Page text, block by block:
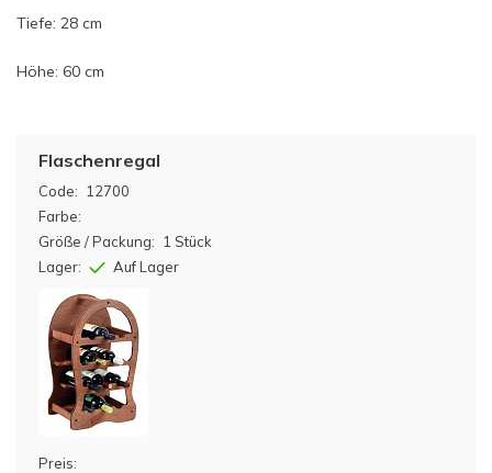
Tiefe: 28 cm
Höhe: 60 cm
Code: 12700
Flaschenregal
Farbe:
Größe / Packung:
1 Stück
Lager:
Auf Lager
Preis: